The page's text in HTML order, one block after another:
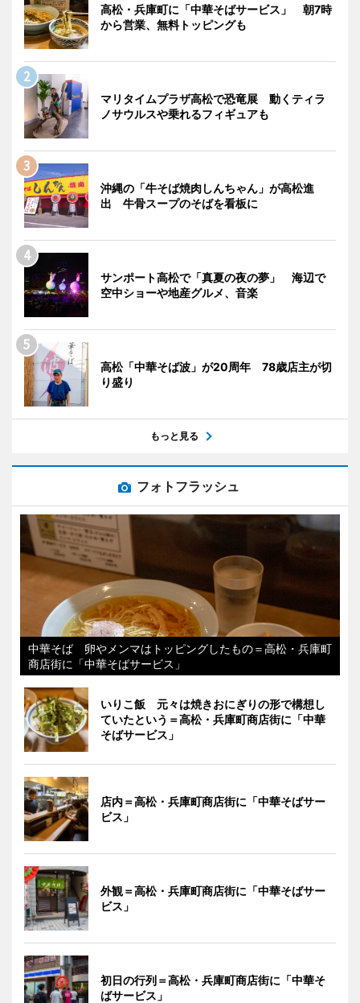
高松・兵庫町に「中華そばサービス」 朝7時
から営業、無料トッピングも
マリタイムプラザ高松で恐竜展 動くティラ
ノサウルスや乗れるフィギュアも
沖縄の「牛そば焼肉しんちゃん」が高松進
出 牛骨スープのそばを看板に
サンポート高松で「真夏の夜の夢」 海辺で
空中ショーや地産グルメ、音楽
高松「中華そば波」が20周年 78歳店主が切
り盛り
もっと見る
フォトフラッシュ
中華そば 卵やメンマはトッピングしたもの＝高松・兵庫町
商店街に「中華そばサービス」
いりこ飯 元々は焼きおにぎりの形で構想し
ていたという＝高松・兵庫町商店街に「中華
そばサービス」
店内＝高松・兵庫町商店街に「中華そばサー
ビス」
外観＝高松・兵庫町商店街に「中華そばサー
ビス」
初日の行列＝高松・兵庫町商店街に「中華そ
ばサービス」